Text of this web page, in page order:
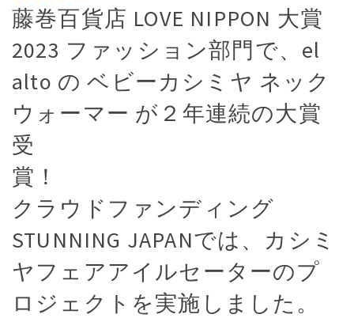
藤巻百貨店 LOVE NIPPON 大賞
2023 ファッション部門で、el
alto の ベビーカシミヤ ネック
ウォーマー が２年連続の大賞
受
賞
クラウドファンディング
STUNNING JAPANでは、カシミ
ヤフェアアイルセーターのプ
ロジェクトを実施しました。